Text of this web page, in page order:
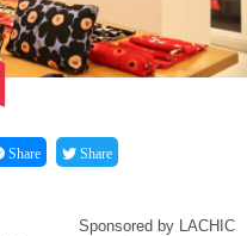
Share Share
Sponsored by LACHIC